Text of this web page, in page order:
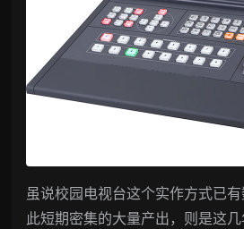
虽说校园电视台这个实作方式已
此短期密集的大量产出，则是这